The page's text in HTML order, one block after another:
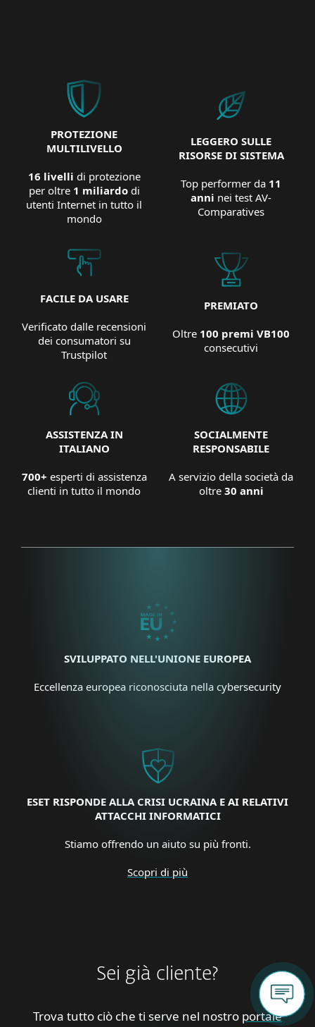
PROTEZIONE
MULTILIVELLO
16 livelli di protezione
per oltre 1 miliardo di
utenti Internet in tutto il
mondo
LEGGERO SULLE
RISORSE DI SISTEMA
Top performer da 11
anni nei test AV-
Comparatives
FACILE DA USARE
Verificato dalle recensioni
dei consumatori su
Trustpilot
PREMIATO
Oltre 100 premi VB100
consecutivi
ASSISTENZA IN
ITALIANO
700+ esperti di assistenza
clienti in tutto il mondo
SOCIALMENTE
RESPONSABILE
A servizio della società da
oltre 30 anni
SVILUPPATO NELL'UNIONE EUROPEA
Eccellenza europea riconosciuta nella cybersecurity
ESET RISPONDE ALLA CRISI UCRAINA E AI RELATIVI
ATTACCHI INFORMATICI
Stiamo offrendo un aiuto su più fronti.
Scopri di più
Sei già cliente?
Trova tutto ciò che ti serve nel nostro portale